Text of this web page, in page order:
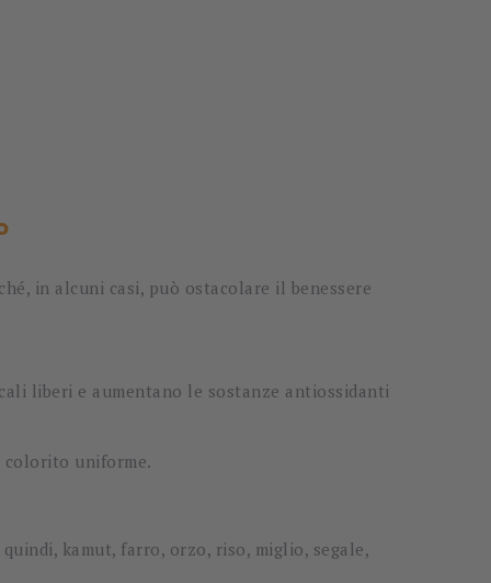
in alcuni casi, può ostacolare il benessere
liberi e aumentano le sostanze antiossidanti
colorito uniforme.
kamut, farro, orzo, riso, miglio, segale,